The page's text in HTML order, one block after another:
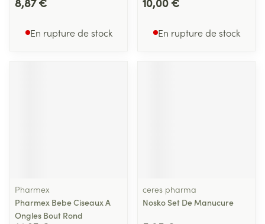
En rupture de stock En rupture de stock
Pharmex
Pharmex Bebe Ciseaux A
Ongles Bout Rond
ceres pharma
Nosko Set De Manucure